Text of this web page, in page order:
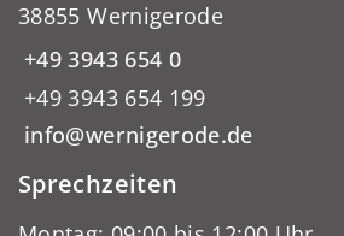
38855 Wernigerode
+49 3943 654 0
+49 3943 654 199
info@wernigerode.de
Sprechzeiten